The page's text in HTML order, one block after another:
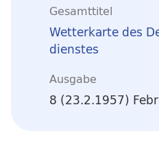
Gesamttitel
Wetterkarte des
dienstes
Ausgabe
8 (23.2.1957)